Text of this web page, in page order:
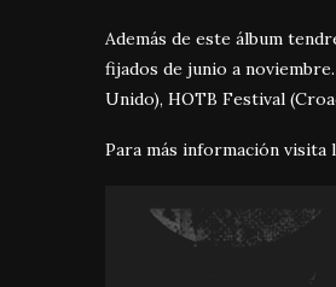
Además de este álbum
fijados de junio a
Unido), HOTB Festival
Para más información visita